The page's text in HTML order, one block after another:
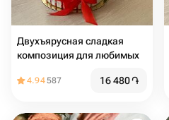
Двухъярусная сладкая
композиция для любимых
4.94587 16 480֏